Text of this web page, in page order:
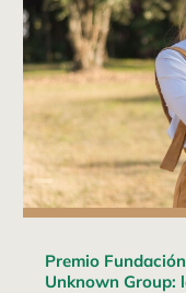
Premio
Unknown Group: